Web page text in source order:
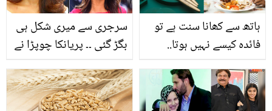
سرجری سے میری شکل ہی
بگڑ گئی ۔۔ پریانکا چوپڑا نے
چہرے پر کتنی سرجریاں
کروا رکھی ہیں؟ اداکارہ نے
حقیقت بتا دی
ہاتھ سے کھانا سنت ہے تو
فائدہ کیسے نہیں ہوتا..
چمچ کے بجائے ہاتھ سے
کھانا کھانے کے ایسے فائدے
جو سائنس نے بھی مان لیے